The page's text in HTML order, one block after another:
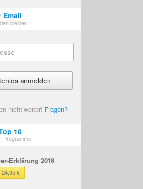
Email
bleiben
nicht weiter! Fragen?
10
Programme
Erklärung 2018
24,95 €